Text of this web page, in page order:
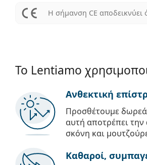
Η σήμανση CE αποδεικνύει
Το Lentiamo
Ανθεκτική
Προσθέτουμε
αυτή αποτρέπει
σκόνη και
Καθαροί,